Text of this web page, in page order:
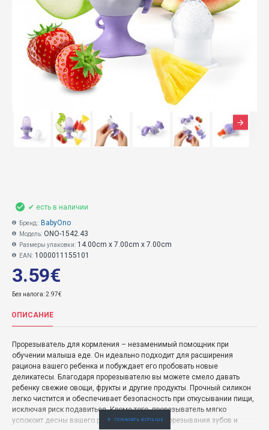
3.59€
Без налога: 2.97€
✔ есть в наличии
Бренд:: BabyOno
Модель: ONO-1542.43
Размеры упаковки: 14.00cm x 7.00cm x 7.00cm
EAN: 1000011155101
ОПИСАНИЕ
Прорезыватель для кормления – незаменимый помощник при
обучении малыша еде. Он идеально подходит для расширения
рациона вашего ребенка и побуждает его пробовать новые
деликатесы. Благодаря прорезывателю вы можете смело давать
ребенку свежие овощи, фрукты и другие продукты. Прочный силикон
легко чистится и обеспечивает безопасность при откусывании пищи,
исключая риск подавиться. Кроме того, прорезыватель мягко
успокоит десны вашего ребенка во время прорезывания зубов и